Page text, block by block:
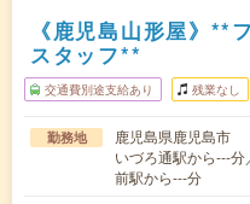
《鹿児島山形屋》**
スタッフ**
交通費別途支給あり 残業なし
勤務地
鹿児島県鹿児島市
いづろ通駅から---
前駅から---分